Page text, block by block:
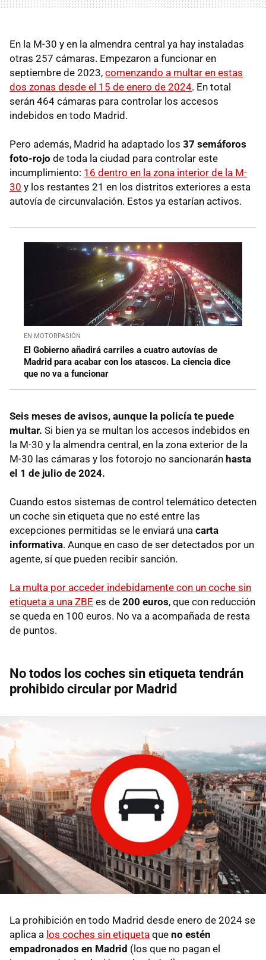
En la M-30 y en la almendra central ya hay instaladas
otras 257 cámaras. Empezaron a funcionar en
septiembre de 2023, comenzando a multar en estas
dos zonas desde el 15 de enero de 2024. En total
serán 464 cámaras para controlar los accesos
indebidos en todo Madrid.
Pero además, Madrid ha adaptado los 37 semáforos
foto-rojo de toda la ciudad para controlar este
incumplimiento: 16 dentro en la zona interior de la M-
30 y los restantes 21 en los distritos exteriores a esta
autovía de circunvalación. Estos ya estarían activos.
EN MOTORPASIÓN
El Gobierno añadirá carriles a cuatro autovías de
Madrid para acabar con los atascos. La ciencia dice
que no va a funcionar
Seis meses de avisos, aunque la policía te puede
multar. Si bien ya se multan los accesos indebidos en
la M-30 y la almendra central, en la zona exterior de la
M-30 las cámaras y los fotorojo no sancionarán hasta
el 1 de julio de 2024.
Cuando estos sistemas de control telemático detecten
un coche sin etiqueta que no esté entre las
excepciones permitidas se le enviará una carta
informativa. Aunque en caso de ser detectados por un
agente, sí que pueden recibir sanción.
La multa por acceder indebidamente con un coche sin
etiqueta a una ZBE es de 200 euros, que con reducción
se queda en 100 euros. No va a acompañada de resta
de puntos.
No todos los coches sin etiqueta tendrán
prohibido circular por Madrid
La prohibición en todo Madrid desde enero de 2024 se
aplica a los coches sin etiqueta que no estén
empadronados en Madrid (los que no pagan el